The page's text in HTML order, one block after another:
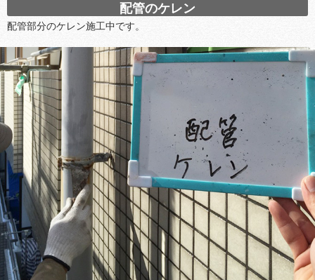
配管のケレン
配管部分のケレン施工中です。